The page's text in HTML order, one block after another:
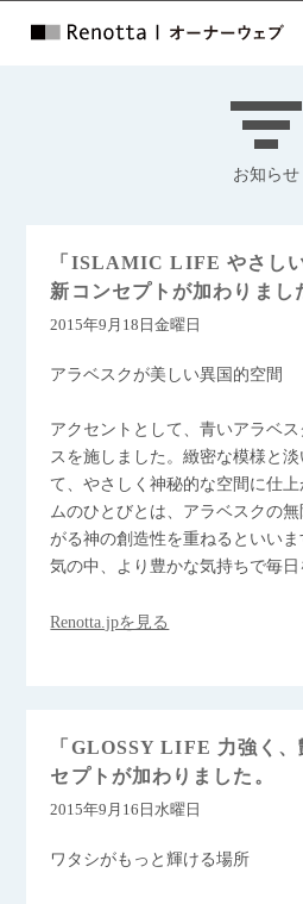
お知らせ
「ISLAMIC LIFE やさし
新コンセプトが加わりまし
2015年9月18日金曜日
アラベスクが美しい異国的空間
アクセントとして、青いアラベ
スを施しました。緻密な模様と
て、やさしく神秘的な空間に仕
ムのひとびとは、アラベスクの
がる神の創造性を重ねるといい
気の中、より豊かな気持ちで毎日
Renotta.jpを見る
「GLOSSY LIFE 力強く
セプトが加わりました。
2015年9月16日水曜日
ワタシがもっと輝ける場所